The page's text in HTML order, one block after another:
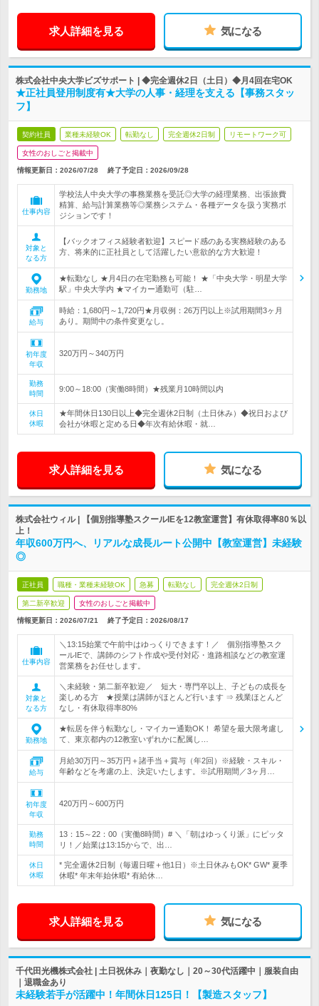
求人詳細を見る 気になる
株式会社中央大学ビズサポート | ◆完全週休2日（土日）◆月4回在宅OK
★正社員登用制度有★大学の人事・経理を支える【事務スタッ
フ】
契約社員 業種未経験OK 転勤なし 完全週休2日制 リモートワーク可
女性のおしごと掲載中
情報更新日：2026/07/28 終了予定日： 2026/09/28
仕事内容
学校法人中央大学の事務業務を受託◎大学の経理業務、出張旅費
精算、給与計算業務等◎業務システム・各種データを扱う実務ポ
ジションです！
対象と
なる方
【バックオフィス経験者歓迎】スピード感のある実務経験のある
方、将来的に正社員として活躍したい意欲的な方大歓迎！
勤務地
★転勤なし ★月4日の在宅勤務も可能！ ★「中央大学・明星大学
駅」中央大学内 ★マイカー通勤可（駐…
給与
時給：1,680円～1,720円★月収例：26万円以上※試用期間3ヶ月
あり。期間中の条件変更なし。
初年度
年収
320万円～340万円
勤務
時間
9:00～18:00（実働8時間）★残業月10時間以内
休日
休暇
★年間休日130日以上◆完全週休2日制（土日休み）◆祝日および
会社が休暇と定める日◆年次有給休暇・就…
求人詳細を見る 気になる
株式会社ウィル | 【個別指導塾スクールIEを12教室運営】有休取得率80％以
上！
年収600万円へ、リアルな成長ルート公開中【教室運営】未経験
◎
正社員 職種・業種未経験OK 急募 転勤なし 完全週休2日制
第二新卒歓迎 女性のおしごと掲載中
情報更新日：2026/07/21 終了予定日： 2026/08/17
仕事内容
＼13:15始業で午前中はゆっくりできます！／ 個別指導塾スク
ールIEで、講師のシフト作成や受付対応・進路相談などの教室運
営業務をお任せします。
対象と
なる方
＼未経験・第二新卒歓迎／ 短大・専門卒以上、子どもの成長を
楽しめる方 ★授業は講師がほとんど行います ⇒ 残業ほとんど
なし・有休取得率80%
勤務地
★転居を伴う転勤なし・マイカー通勤OK！ 希望を最大限考慮し
て、東京都内の12教室いずれかに配属し…
給与
月給30万円～35万円＋諸手当＋賞与（年2回）※経験・スキル・
年齢などを考慮の上、決定いたします。※試用期間／3ヶ月…
初年度
年収
420万円～600万円
勤務
時間
13：15～22：00（実働8時間）# ＼「朝はゆっくり派」にピッタ
リ！／始業は13:15からで、出…
休日
休暇
* 完全週休2日制（毎週日曜＋他1日）※土日休みもOK* GW* 夏季
休暇* 年末年始休暇* 有給休…
求人詳細を見る 気になる
千代田光機株式会社 | 土日祝休み｜夜勤なし｜20～30代活躍中｜服装自由
｜退職金あり
未経験若手が活躍中！年間休日125日！【製造スタッフ】